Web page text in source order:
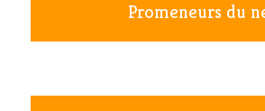
Promeneurs du